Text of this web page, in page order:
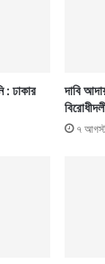
: ঢাকার
দাবি
৭